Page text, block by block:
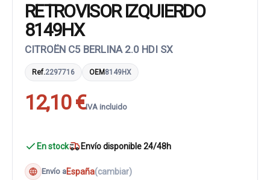
RETROVISOR IZQUIERDO
8149HX
CITROËN C5 BERLINA 2.0 HDI SX
Ref.2297716 OEM8149HX
12,10 €IVA incluido
En stock Envío disponible 24/48h
Envío aEspaña(cambiar)